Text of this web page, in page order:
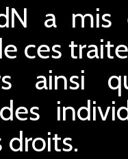
a
ces
ainsi
droits.